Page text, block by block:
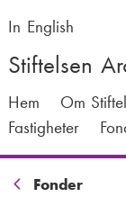
till
huvudinnehåll
In English
Stiftelsen
M
a
Hem Om
Fastigheter
L
Fonder